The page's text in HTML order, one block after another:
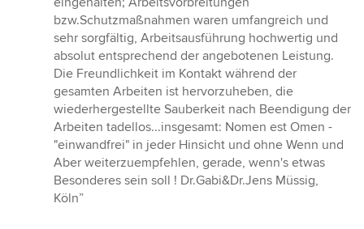
bzw.Schutzmaßnahmen waren umfangreich und
sehr sorgfältig, Arbeitsausführung hochwertig und
absolut entsprechend der angebotenen Leistung.
Die Freundlichkeit im Kontakt während der
gesamten Arbeiten ist hervorzuheben, die
wiederhergestellte Sauberkeit nach Beendigung der
Arbeiten tadellos...insgesamt: Nomen est Omen -
"einwandfrei" in jeder Hinsicht und ohne Wenn und
Aber weiterzuempfehlen, gerade, wenn's etwas
Besonderes sein soll ! Dr.Gabi&Dr.Jens Müssig,
Köln”